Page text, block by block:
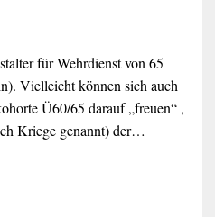
für Wehrdienst von 65
Vielleicht können sich auch
Ü60/65 darauf „freuen“ ,
Kriege genannt) der…